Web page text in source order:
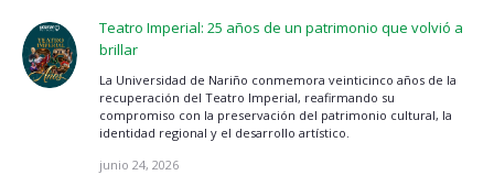
Teatro Imperial: 25 años de un patrimonio que volvió a
brillar
La Universidad de Nariño conmemora veinticinco años de la
recuperación del Teatro Imperial, reafirmando su
compromiso con la preservación del patrimonio cultural, la
identidad regional y el desarrollo artístico.
junio 24, 2026